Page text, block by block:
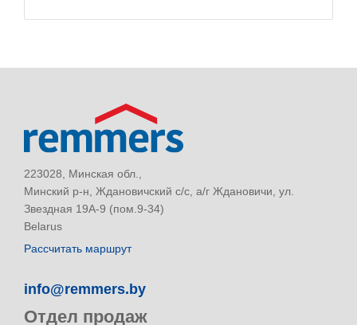
223028, Минская обл.,
Минский р-н, Ждановичский с/с, а/г Ждановичи, ул.
Звездная 19А-9 (пом.9-34)
Belarus
Рассчитать маршрут
info@remmers.by
Отдел продаж